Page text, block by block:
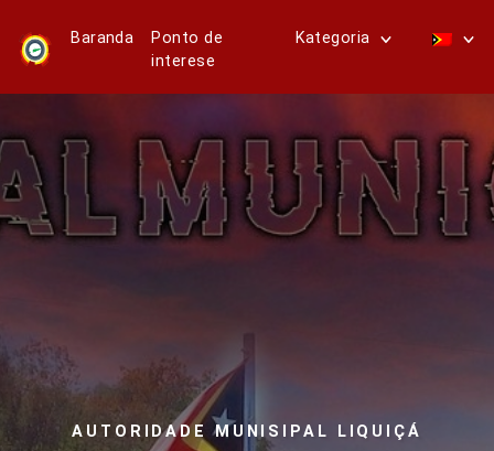
Baranda
Ponto de
interese
Kategoria
AUTORIDADE MUNISIPAL LIQUIÇÁ